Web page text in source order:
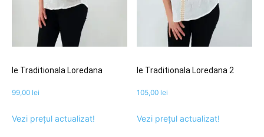
Ie Traditionala Loredana
99,00 lei
Vezi prețul actualizat!
Ie Traditionala Loredana 2
105,00 lei
Vezi prețul actualizat!